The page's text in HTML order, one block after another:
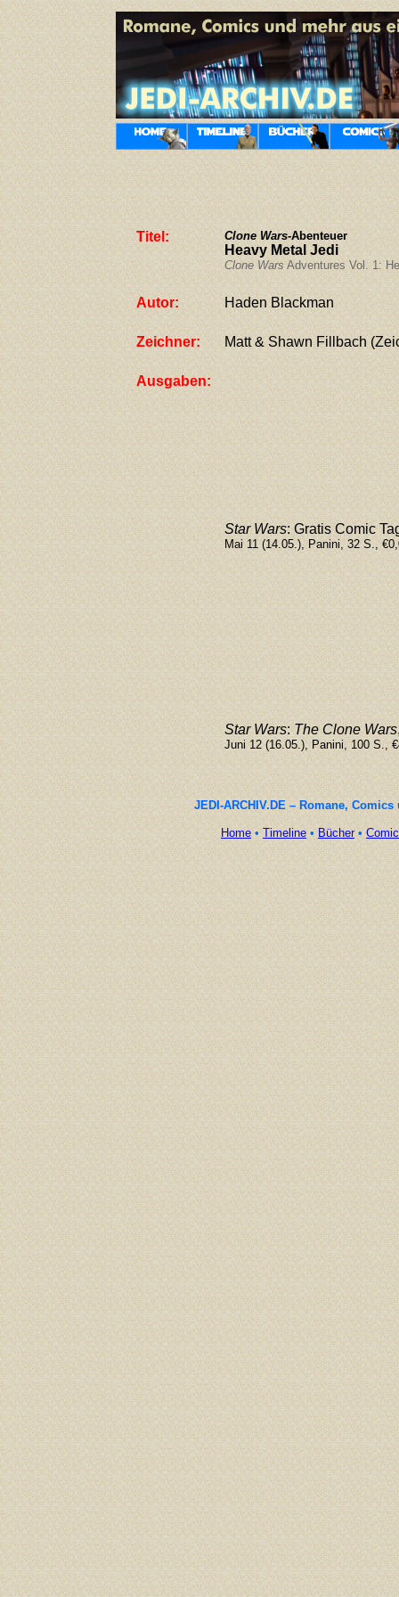
Titel: Clone Wars-Abenteuer
Heavy Metal Jedi
Clone WarsAdventures Vol. 1:
Autor: Haden Blackman
Zeichner: Matt & Shawn Fillbach
Ausgaben:
Star Wars: Gratis Comic
Mai 11 (14.05.), Panini, 32 S.,
Star Wars:The Clone Wars
Juni 12 (16.05.), Panini, 100 S.,
JEDI-ARCHIV.DE – Romane,
Home•Timeline•Bücher•